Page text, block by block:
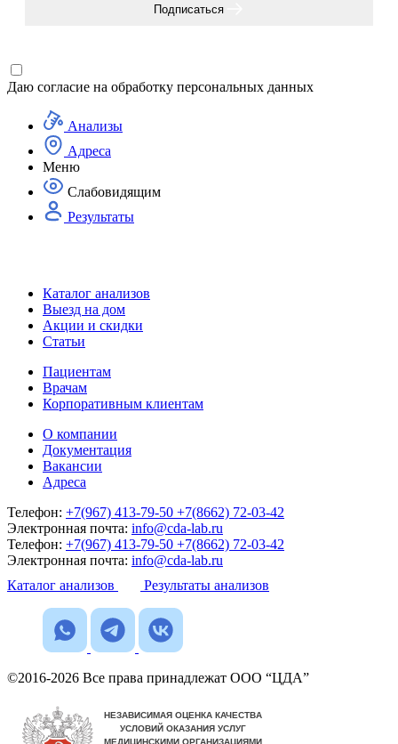
Подписаться
Даю согласие на обработку персональных данных
Анализы
Адреса
Меню
Слабовидящим
Результаты
Каталог анализов
Выезд на дом
Акции и скидки
Статьи
Пациентам
Врачам
Корпоративным клиентам
О компании
Документация
Вакансии
Адреса
Телефон: +7(967) 413-79-50 +7(8662) 72-03-42
Электронная почта: info@cda-lab.ru
Телефон: +7(967) 413-79-50 +7(8662) 72-03-42
Электронная почта: info@cda-lab.ru
Каталог анализов
Результаты анализов
©2016-2026 Все права принадлежат ООО “ЦДА”